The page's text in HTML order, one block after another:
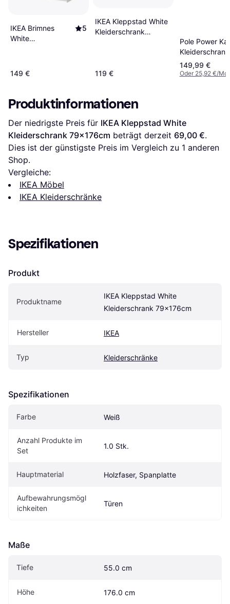
IKEA Brimnes
White
5
149 €
IKEA Kleppstad White
Kleiderschrank
119 €
Pole Power
Kleiderschrank
120x195cm
149,99 €
Oder 25,92 €/
Produktinformationen
Der niedrigste Preis für IKEA Kleppstad White
Kleiderschrank 79x176cm beträgt derzeit 69,00 €.
Dies ist der günstigste Preis im Vergleich zu 1 anderen
Shop.
Vergleiche:
IKEA Möbel
IKEA Kleiderschränke
Spezifikationen
Produkt
Produktname
IKEA Kleppstad White
Kleiderschrank 79x176cm
Hersteller IKEA
Typ Kleiderschränke
Spezifikationen
Farbe Weiß
Anzahl Produkte im
Set
1.0 Stk.
Hauptmaterial Holzfaser, Spanplatte
Aufbewahrungsmögl
ichkeiten
Türen
Maße
Tiefe 55.0 cm
Höhe 176.0 cm